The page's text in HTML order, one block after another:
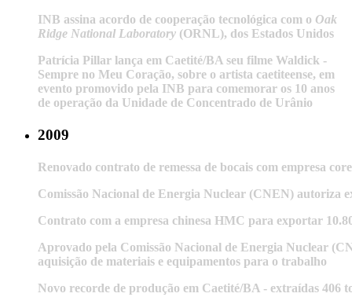
INB assina acordo de cooperação tecnológica com o Oak
Ridge National Laboratory (ORNL), dos Estados Unidos
Patrícia Pillar lança em Caetité/BA seu filme Waldick -
Sempre no Meu Coração, sobre o artista caetiteense, em
evento promovido pela INB para comemorar os 10 anos
de operação da Unidade de Concentrado de Urânio
2009
Renovado contrato de remessa de bocais com empresa
Comissão Nacional de Energia Nuclear (CNEN) autoriza
Contrato com a empresa chinesa HMC para exportar
Aprovado pela Comissão Nacional de Energia Nuclear
aquisição de materiais e equipamentos para o trabalho
Novo recorde de produção em Caetité/BA - extraídas 406